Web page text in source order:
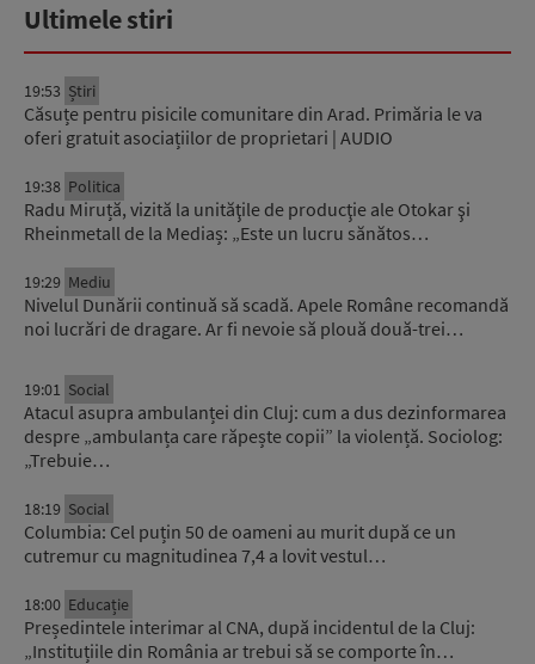
Ultimele stiri
19:53 Știri
Căsuțe pentru pisicile comunitare din Arad. Primăria le va
oferi gratuit asociațiilor de proprietari | AUDIO
19:38 Politica
Radu Miruță, vizită la unităţile de producţie ale Otokar şi
Rheinmetall de la Mediaș: „Este un lucru sănătos…
19:29 Mediu
Nivelul Dunării continuă să scadă. Apele Române recomandă
noi lucrări de dragare. Ar fi nevoie să plouă două-trei…
19:01 Social
Atacul asupra ambulanței din Cluj: cum a dus dezinformarea
despre „ambulanța care răpește copii” la violență. Sociolog:
„Trebuie…
18:19 Social
Columbia: Cel puțin 50 de oameni au murit după ce un
cutremur cu magnitudinea 7,4 a lovit vestul…
18:00 Educație
Președintele interimar al CNA, după incidentul de la Cluj:
„Instituțiile din România ar trebui să se comporte în…